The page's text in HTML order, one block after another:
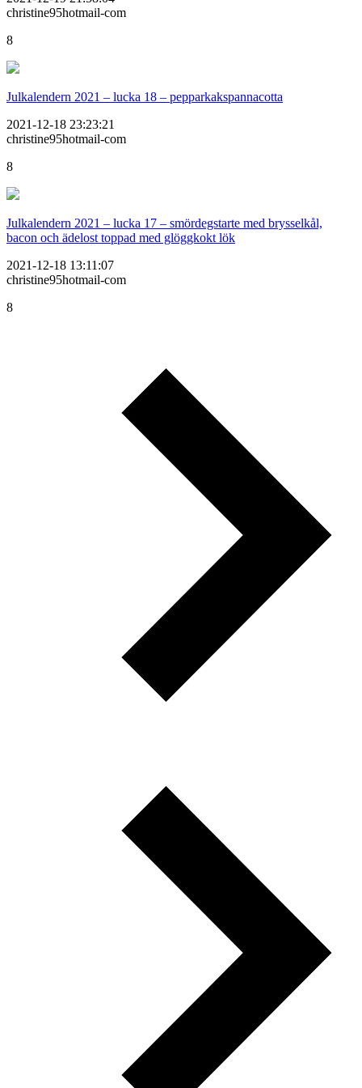
christine95hotmail-com
8
Julkalendern 2021 – lucka 18 – pepparkakspannacotta
2021-12-18 23:23:21
christine95hotmail-com
8
Julkalendern 2021 – lucka 17 – smördegstarte med brysselkål,
bacon och ädelost toppad med glöggkokt lök
2021-12-18 13:11:07
christine95hotmail-com
8